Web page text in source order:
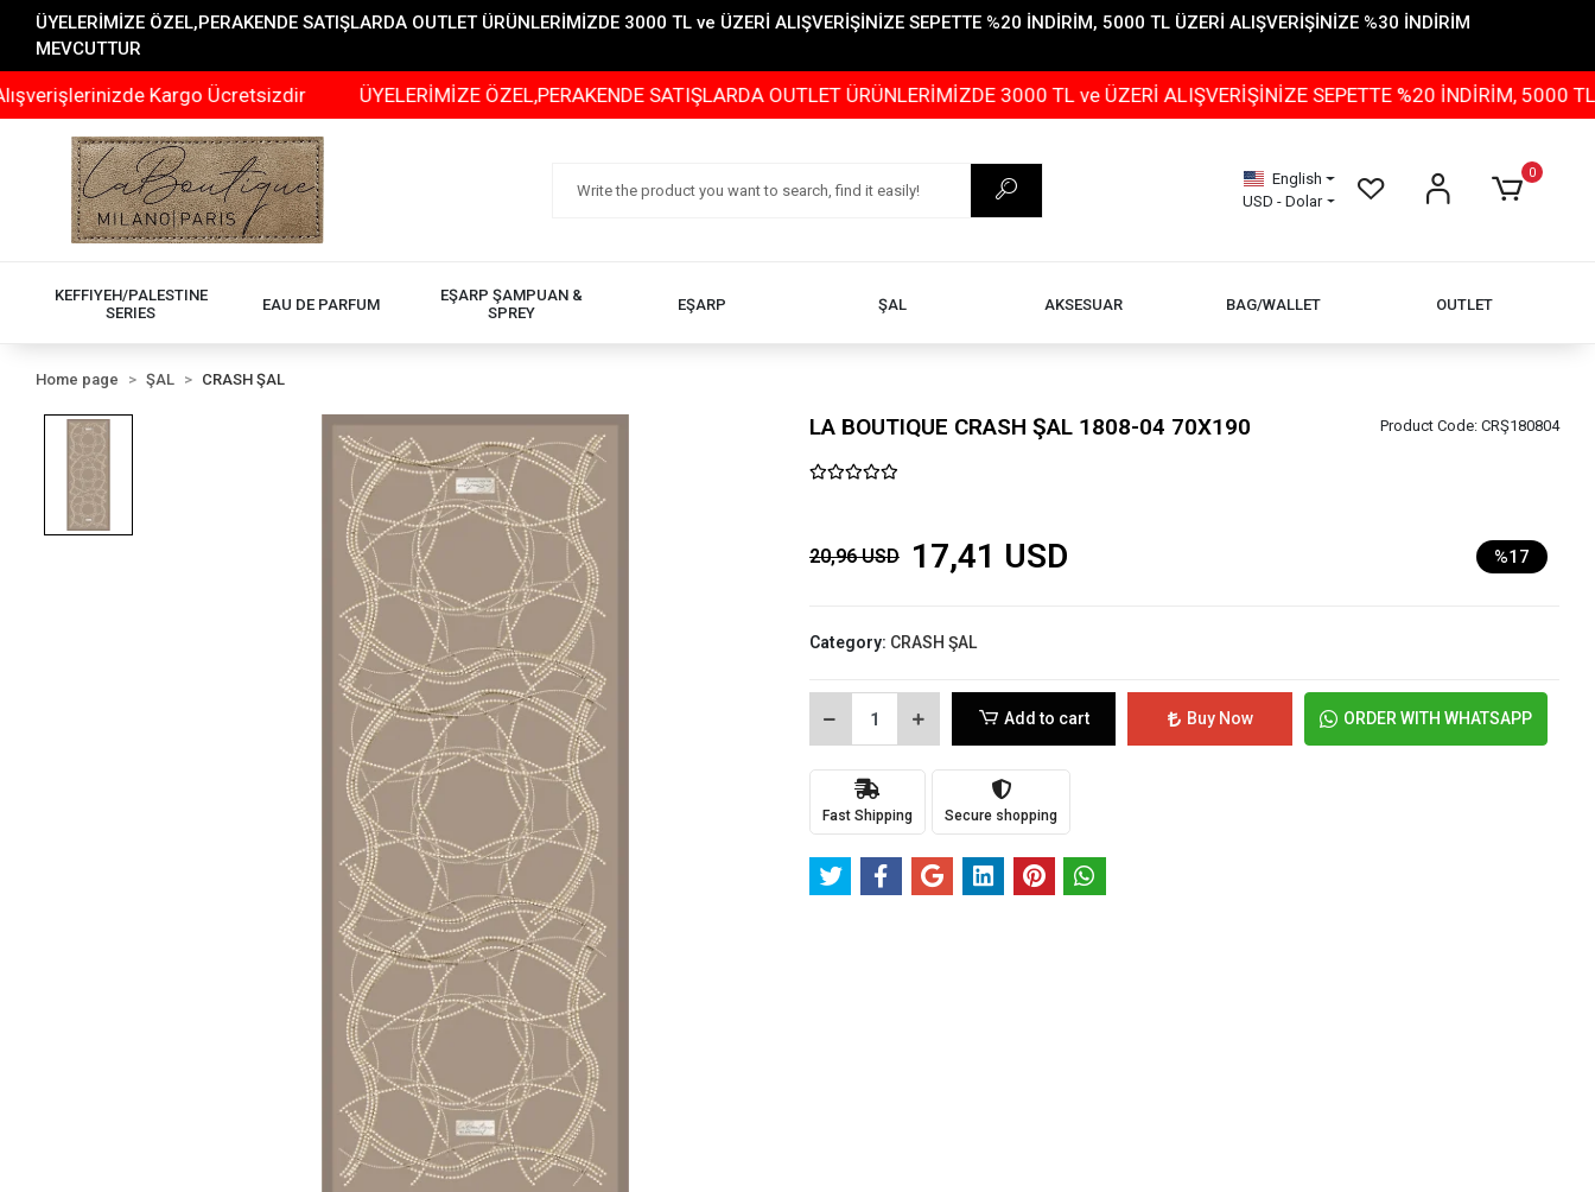
ÜYELERİMİZE ÖZEL,PERAKENDE SATIŞLARDA OUTLET ÜRÜNLERİMİZDE 3000 TL ve ÜZERİ ALIŞVERİŞİNİZE SEPETTE %20 İNDİRİM, 5000 TL ÜZERİ ALIŞVERİŞİNİZE %30 İNDİRİM
MEVCUTTUR
Kargo Ücretsizdir ÜYELERİMİZE ÖZEL,PERAKENDE SATIŞLARDA OUTLET ÜRÜNLERİMİZDE 3000 TL ve ÜZERİ ALIŞVERİŞİNİZE SEPETTE %20 İNDİRİM, 5000 TL
English
USD - Dolar
0
KEFFIYEH/PALESTINE
SERIES
EAU DE PARFUM
EŞARP ŞAMPUAN &
SPREY
EŞARP ŞAL AKSESUAR BAG/WALLET OUTLET
Home page ŞAL CRASH ŞAL
LA BOUTIQUE CRASH ŞAL 1808-04 70X190 Product Code: CRŞ180804
20,96 USD 17,41 USD %17
Category: CRASH ŞAL
Add to cart Buy Now ORDER WITH WHATSAPP
Fast Shipping Secure shopping